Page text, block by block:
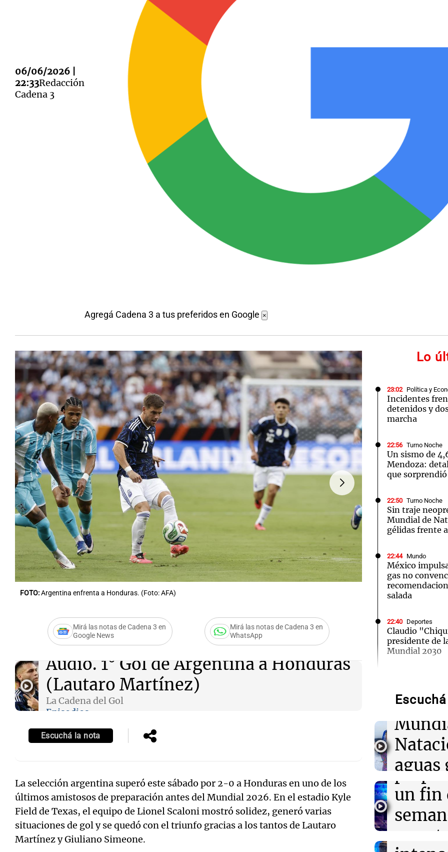
06/06/2026 |
22:33Redacción
Cadena 3
Agregá Cadena 3 a tus preferidos en Google ×
FOTO:Argentina enfrenta a Honduras. (Foto: AFA) FOTO:Las selecciones de
Mirá las notas de Cadena 3 en
Google News
Mirá las notas de Cadena 3 en
WhatsApp
Audio. 1° Gol de Argentina a Honduras
(Lautaro Martínez)
La Cadena del Gol
Episodios
Escuchá la nota
La selección argentina superó este sábado por 2-0 a Honduras en uno de los
últimos amistosos de preparación antes del Mundial 2026. En el estadio Kyle
Field de Texas, el equipo de Lionel Scaloni mostró solidez, generó varias
situaciones de gol y se quedó con el triunfo gracias a los tantos de Lautaro
Martínez y Giuliano Simeone.
Lo
23:02 Política y
Incidentes
detenidos y
marcha
22:56 Turno Noche
Un sismo de
Mendoza:
que
22:50 Turno Noche
Sin traje
Mundial de
gélidas frente
22:44 Mundo
México
gas no
salada
22:40 Deportes
Claudio
presidente de
Mundial 2030
números
6 de agosto.
Kapanga
Rosario: "Las
envejecieron
Amamos
Docentes
ciudad de
interiorizarse
aguas
frente
Turno
Audio.
un fin
y
Audio.
Audio.
Mundial 2026 La Sole en Cadena 3